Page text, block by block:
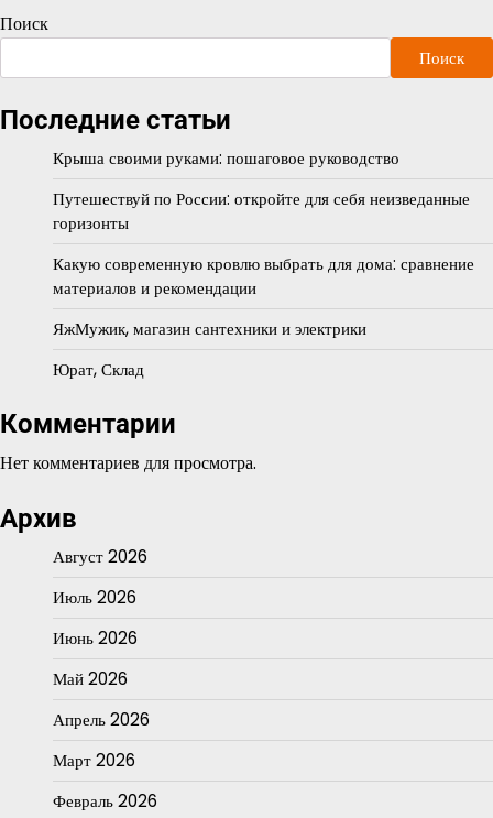
Поиск
Поиск
Последние статьи
Крыша своими руками: пошаговое руководство
Путешествуй по России: откройте для себя неизведанные
горизонты
Какую современную кровлю выбрать для дома: сравнение
материалов и рекомендации
ЯжМужик, магазин сантехники и электрики
Юрат, Склад
Комментарии
Нет комментариев для просмотра.
Архив
Август 2026
Июль 2026
Июнь 2026
Май 2026
Апрель 2026
Март 2026
Февраль 2026